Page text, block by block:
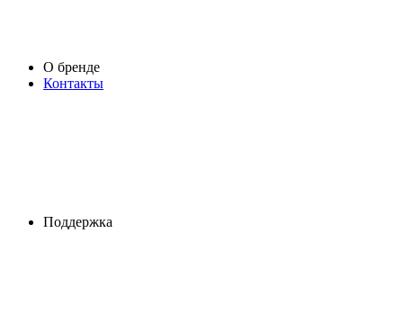
О бренде
Контакты
Поддержка